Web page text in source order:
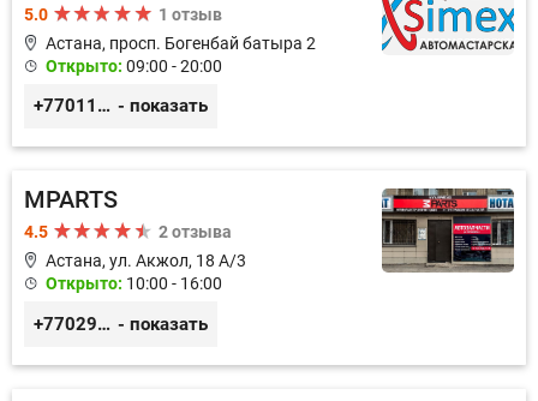
5.0
1 отзыв
Астана, просп. Богенбай батыра 2
Открыто: 09:00 - 20:00
+77011248780 - показать
MPARTS
4.5
2 отзыва
Астана, ул. Акжол, 18 А/3
Открыто: 10:00 - 16:00
+77029352979 - показать